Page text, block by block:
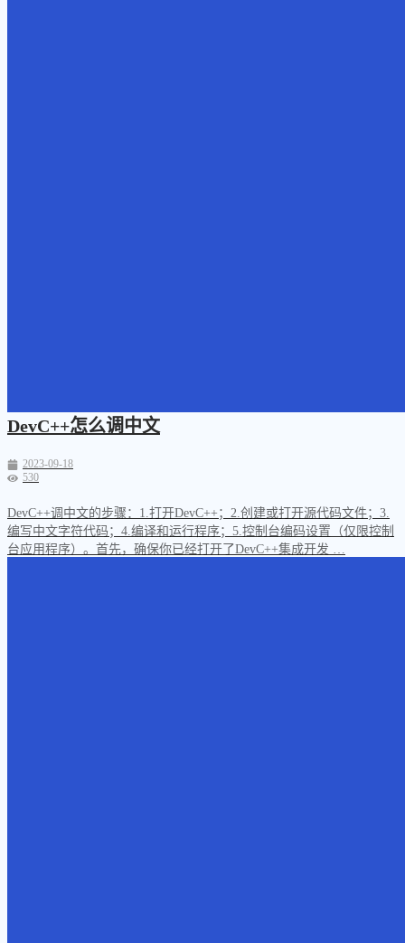
DevC++怎么调中文
2023-09-18
530
DevC++调中文的步骤：1.打开DevC++；2.创建或打开源代码文件；3.
编写中文字符代码；4.编译和运行程序；5.控制台编码设置（仅限控制
台应用程序）。首先，确保你已经打开了DevC++集成开发 …